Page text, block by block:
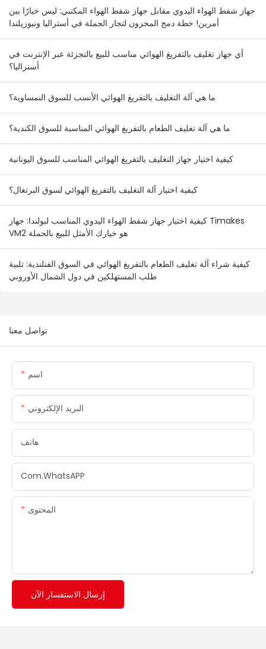
جهاز شفط الهواء اليدوي مقابل جهاز شفط الهواء المكتبي: ليس خيارًا بين
أمرين! خطة دمج المخزون لتجار الجملة في أستراليا ونيوزيلندا
أي جهاز تغليف بالتفريغ الهوائي مناسب للبيع بالتجزئة عبر الإنترنت في
أستراليا؟
ما هي آلة التغليف بالتفريغ الهوائي الأنسب للسوق النمساوية؟
ما هي آلة تغليف الطعام بالتفريغ الهوائي المناسبة للسوق الكندية؟
كيفية اختيار جهاز التغليف بالتفريغ الهوائي المناسب للسوق اليونانية
كيفية اختيار آلة التغليف بالتفريغ الهوائي لسوق البرتغال؟
كيفية اختيار جهاز شفط الهواء اليدوي المناسب لبولندا: جهاز Timakes
VM2 هو خيارك الأمثل للبيع بالجملة
كيفية شراء آلة تغليف الطعام بالتفريغ الهوائي في السوق الفنلندية: تلبية
طلب المستهلكين في دول الشمال الأوروبي
تواصل معنا
اسم
البريد الإلكتروني
هاتف
Com.whatsAPP
المحتوى
إرسال الاستفسار الآن